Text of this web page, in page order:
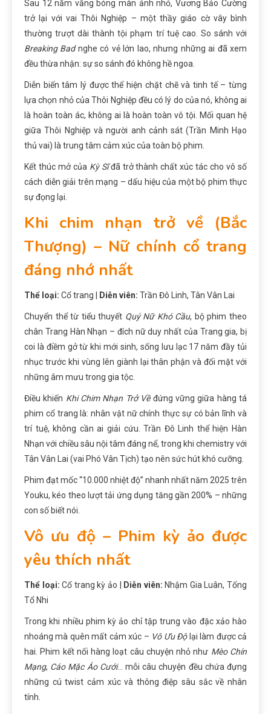
Sau 12 năm vắng bóng màn ảnh nhỏ, Vương Bảo Cường
trở lại với vai Thôi Nghiệp – một thầy giáo cờ vây bình
thường trượt dài thành tội phạm trí tuệ cao. So sánh với
Breaking Badnghe có vẻ lớn lao, nhưng những ai đã xem
đều thừa nhận: sự so sánh đó không hề ngoa.
Diễn biến tâm lý được thể hiện chặt chẽ và tinh tế – từng
lựa chọn nhỏ của Thôi Nghiệp đều có lý do của nó, không ai
là hoàn toàn ác, không ai là hoàn toàn vô tội. Mối quan hệ
giữa Thôi Nghiệp và người anh cảnh sát (Trần Minh Hạo
thủ vai) là trung tâm cảm xúc của toàn bộ phim.
Kết thúc mở của Kỳ Sĩđã trở thành chất xúc tác cho vô số
cách diễn giải trên mạng – dấu hiệu của một bộ phim thực
sự đọng lại.
Khi chim nhạn trở về (Bắc
Thượng) – Nữ chính cổ trang
đáng nhớ nhất
Thể loại: Cổ trang | Diễn viên: Trần Đô Linh, Tân Vân Lai
Chuyển thể từ tiểu thuyết Quý Nữ Khó Cầu, bộ phim theo
chân Trang Hàn Nhạn – đích nữ duy nhất của Trang gia, bị
coi là điềm gở từ khi mới sinh, sống lưu lạc 17 năm đầy tủi
nhục trước khi vùng lên giành lại thân phận và đối mặt với
những âm mưu trong gia tộc.
Điều khiến Khi Chim Nhạn Trở Vềđứng vững giữa hàng tá
phim cổ trang là: nhân vật nữ chính thực sự có bản lĩnh và
trí tuệ, không cần ai giải cứu. Trần Đô Linh thể hiện Hàn
Nhạn với chiều sâu nội tâm đáng nể, trong khi chemistry với
Tân Vân Lai (vai Phó Vân Tịch) tạo nên sức hút khó cưỡng.
Phim đạt mốc “10.000 nhiệt độ” nhanh nhất năm 2025 trên
Youku, kéo theo lượt tải ứng dụng tăng gần 200% – những
con số biết nói.
Vô ưu độ – Phim kỳ ảo được
yêu thích nhất
Thể loại: Cổ trang kỳ ảo | Diễn viên: Nhậm Gia Luân, Tống
Tổ Nhi
Trong khi nhiều phim kỳ ảo chỉ tập trung vào đặc xảo hào
nhoáng mà quên mất cảm xúc – Vô Ưu Độlại làm được cả
hai. Phim kết nối hàng loạt câu chuyện nhỏ như Mèo Chín
Mạng, Cáo Mặc Áo Cưới… mỗi câu chuyện đều chứa đựng
những cú twist cảm xúc và thông điệp sâu sắc về nhân
tính.